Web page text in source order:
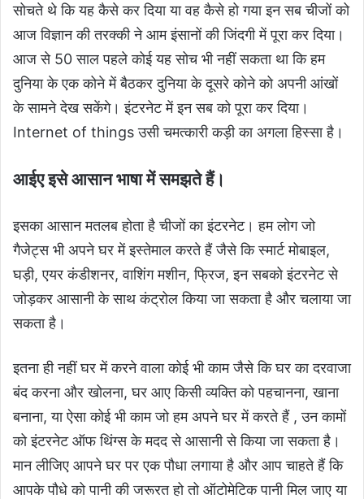
सोचते थे कि यह कैसे कर दिया या वह कैसे हो गया इन सब चीजों को
आज विज्ञान की तरक्की ने आम इंसानों की जिंदगी में पूरा कर दिया।
आज से 50 साल पहले कोई यह सोच भी नहीं सकता था कि हम
दुनिया के एक कोने में बैठकर दुनिया के दूसरे कोने को अपनी आंखों
के सामने देख सकेंगे। इंटरनेट में इन सब को पूरा कर दिया।
Internet of things उसी चमत्कारी कड़ी का अगला हिस्सा है।
आईए इसे आसान भाषा में समझते हैं।
इसका आसान मतलब होता है चीजों का इंटरनेट। हम लोग जो
गैजेट्स भी अपने घर में इस्तेमाल करते हैं जैसे कि स्मार्ट मोबाइल,
घड़ी, एयर कंडीशनर, वाशिंग मशीन, फ्रिज, इन सबको इंटरनेट से
जोड़कर आसानी के साथ कंट्रोल किया जा सकता है और चलाया जा
सकता है।
इतना ही नहीं घर में करने वाला कोई भी काम जैसे कि घर का दरवाजा
बंद करना और खोलना, घर आए किसी व्यक्ति को पहचानना, खाना
बनाना, या ऐसा कोई भी काम जो हम अपने घर में करते हैं , उन कामों
को इंटरनेट ऑफ थिंग्स के मदद से आसानी से किया जा सकता है।
मान लीजिए आपने घर पर एक पौधा लगाया है और आप चाहते हैं कि
आपके पौधे को पानी की जरूरत हो तो ऑटोमेटिक पानी मिल जाए या